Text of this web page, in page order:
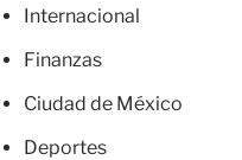
Internacional
Finanzas
Ciudad de México
Deportes